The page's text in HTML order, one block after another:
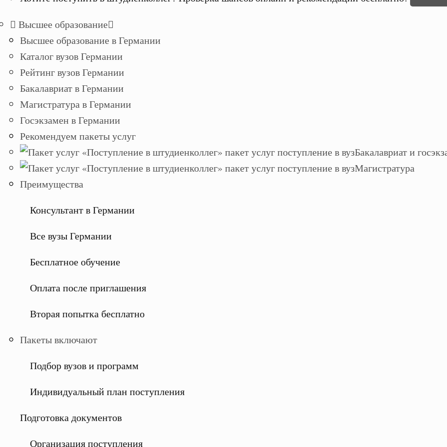
Высшее образование
Высшее образование в Германии
Каталог вузов Германии
Рейтинг вузов Германии
Бакалавриат в Германии
Магистратура в Германии
Госэкзамен в Германии
Рекомендуем пакеты услуг
Бакалавриат и
Магистратура
Преимущества
Консультант в Германии
Все вузы Германии
Бесплатное обучение
Оплата после приглашения
Вторая попытка бесплатно
Пакеты включают
Подбор вузов и программ
Индивидуальный план поступления
Подготовка документов
Организация поступления